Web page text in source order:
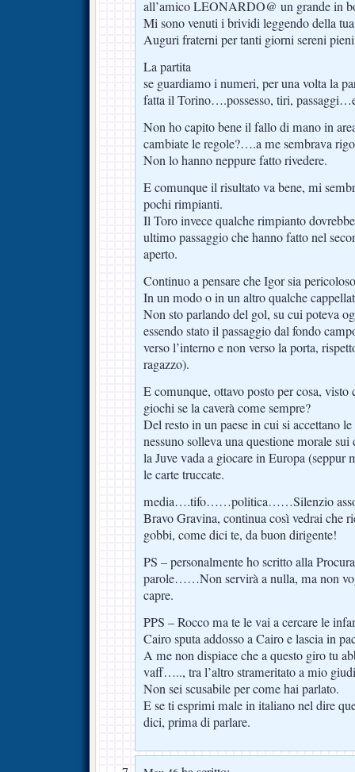
all’amico LEONARDO@ un grande in
Mi sono venuti i brividi leggendo della
Auguri fraterni per tanti giorni sereni
La partita
se guardiamo i numeri, per una volta la
fatta il Torino….possesso, tiri,
Non ho capito bene il fallo di mano in
cambiate le regole?….a me sembrava
Non lo hanno neppure fatto rivedere.
E comunque il risultato va bene, mi
pochi rimpianti.
Il Toro invece qualche rimpianto
ultimo passaggio che hanno fatto nel
aperto.
Continuo a pensare che Igor sia
In un modo o in un altro qualche
Non sto parlando del gol, su cui poteva
essendo stato il passaggio dal fondo
verso l’interno e non verso la porta,
ragazzo).
E comunque, ottavo posto per cosa, visto
giochi se la caverà come sempre?
Del resto in un paese in cui si accettano
nessuno solleva una questione morale
la Juve vada a giocare in Europa (seppur
le carte truccate.
media….tifo……politica……Silenzio
Bravo Gravina, continua così vedrai che
gobbi, come dici te, da buon dirigente!
PS – personalmente ho scritto alla
parole……Non servirà a nulla, ma non
capre.
PPS – Rocco ma te le vai a cercare le
Cairo sputa addosso a Cairo e lascia in
A me non dispiace che a questo giro tu
vaff….., tra l’altro strameritato a mio
Non sei scusabile per come hai parlato.
E se ti esprimi male in italiano nel dire
dici, prima di parlare.